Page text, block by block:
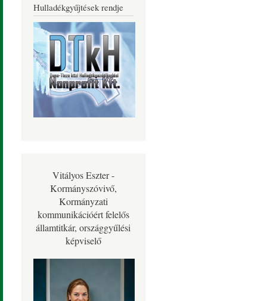
Hulladékgyűjtések rendje
Vitályos Eszter -
Kormányszóvivő,
Kormányzati
kommunikációért felelős
államtitkár, országgyűlési
képviselő